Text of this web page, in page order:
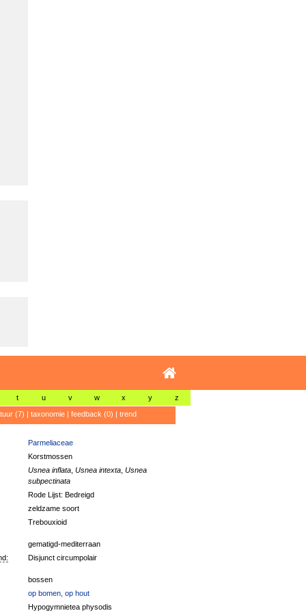
t u v w x y z
(7) | taxonomie| feedback (0) | trend
Parmeliaceae
Korstmossen
Usnea inflata, Usnea intexta, Usnea
subpectinata
Rode Lijst: Bedreigd
zeldzame soort
Trebouxioid
gematigd-mediterraan
Disjunct circumpolair
bossen
op bomen, op hout
Hypogymnietea physodis